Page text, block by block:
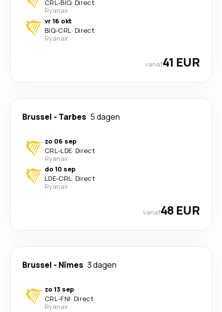
CRL-BIQ· Direct
Ryanair
vr 16 okt
BIQ-CRL· Direct
Ryanair
vanaf41 EUR
Brussel - Tarbes 5 dagen
zo 06 sep
CRL-LDE· Direct
Ryanair
do 10 sep
LDE-CRL· Direct
Ryanair
vanaf48 EUR
Brussel - Nîmes 3 dagen
zo 13 sep
CRL-FNI· Direct
Ryanair